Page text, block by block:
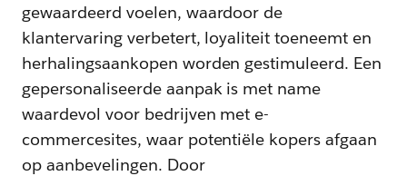
gewaardeerd voelen, waardoor de
klantervaring verbetert, loyaliteit toeneemt en
herhalingsaankopen worden gestimuleerd. Een
gepersonaliseerde aanpak is met name
waardevol voor bedrijven met e-
commercesites, waar potentiële kopers afgaan
op aanbevelingen. Door